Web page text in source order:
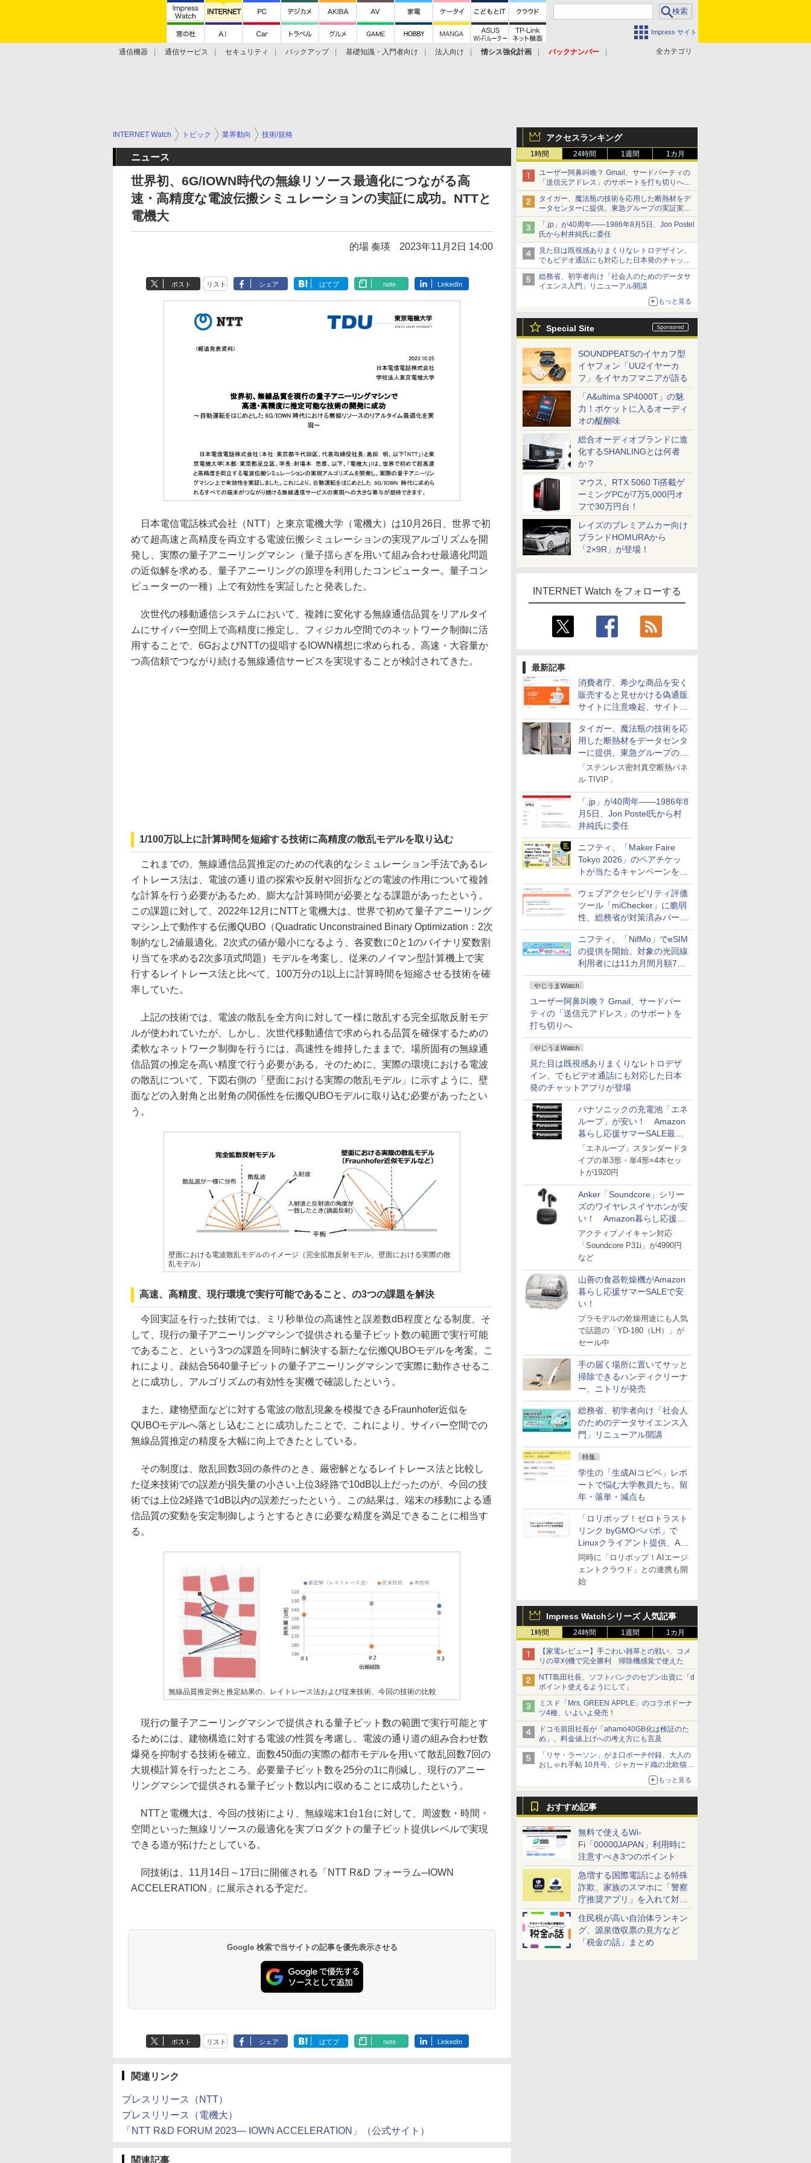
Impress サイト
全カテゴリ
通信機器 通信サービス セキュリティ バックアップ 基礎知識・入門者向け 法人向け 情シス強化計画
バックナンバー
アクセスランキング
1時間 24時間 1週間 1カ月
ユーザー阿鼻叫喚？ Gmail、サードパーティの
「送信元アドレス」のサポートを打ち切りへ
【やじうまWatch】
タイガー、魔法瓶の技術を応用した断熱材をデ
ータセンターに提供、東急グループの実証実験
で 「ステンレス密封真空断熱パネル TIVIP」
「.jp」が40周年――1986年8月5日、Jon Postel
氏から村井純氏に委任
見た目は既視感ありまくりなレトロデザイン、
でもビデオ通話にも対応した日本発のチャット
アプリが登場【やじうまWatch】
総務省、初学者向け「社会人のためのデータサ
イエンス入門」リニューアル開講
もっと見る
Special Site
SOUNDPEATSのイヤカフ型
イヤフォン「UU2イヤーカ
フ」をイヤカフマニアが語る
「A&ultima SP4000T」の魅
力！ポケットに入るオーディ
オの醍醐味
総合オーディオブランドに進
化するSHANLINGとは何者
か？
マウス、RTX 5060 Ti搭載ゲ
ーミングPCが7万5,000円オ
フで30万円台！
レイズのプレミアムカー向け
ブランドHOMURAから
「2×9R」が登場！
INTERNET Watch をフォローする
最新記事
消費者庁、希少な商品を安く
販売すると見せかける偽通販
サイトに注意喚起、サイト名
とドメイン名を公表
タイガー、魔法瓶の技術を応
用した断熱材をデータセンタ
ーに提供、東急グループの実
証実験で
「ステンレス密封真空断熱パネ
ル TIVIP」
「.jp」が40周年――1986年8
月5日、Jon Postel氏から村
井純氏に委任
ニフティ、「Maker Faire
Tokyo 2026」のペアチケッ
トが当たるキャンペーンをX
で実施。8月16日まで
ウェブアクセシビリティ評価
ツール「miChecker」に脆弱
性、総務省が対策済みバージ
ョンへの更新を呼び掛け
ニフティ、「NifMo」でeSIM
の提供を開始。対象の光回線
利用者には11カ月間月額770
円割引のキャンペーン
やじうまWatch
ユーザー阿鼻叫喚？ Gmail、サードパー
ティの「送信元アドレス」のサポートを
打ち切りへ
やじうまWatch
見た目は既視感ありまくりなレトロデザ
イン、でもビデオ通話にも対応した日本
発のチャットアプリが登場
パナソニックの充電池「エネ
ループ」が安い！ Amazon
暮らし応援サマーSALE最終
日
「エネループ」スタンダードタ
イプの単3形・単4形×4本セッ
トが1920円
Anker「Soundcore」シリー
ズのワイヤレスイヤホンが安
い！ Amazon暮らし応援サ
マーSALE
アクティブノイキャン対応
「Soundcore P31i」が4990円
など
山善の食器乾燥機がAmazon
暮らし応援サマーSALEで安
い！
プラモデルの乾燥用途にも人気
で話題の「YD-180（LH）」が
セール中
手の届く場所に置いてサッと
掃除できるハンディクリーナ
ー、ニトリが発売
総務省、初学者向け「社会人
のためのデータサイエンス入
門」リニューアル開講
特集
学生の「生成AIコピペ」レポ
ートで悩む大学教員たち。留
年・落単・減点も
「ロリポップ！ゼロトラスト
リンク byGMOペパボ」で
Linuxクライアント提供、AI
エージェントの接続が容易に
同時に「ロリポップ！AIエージ
ェントクラウド」との連携も開
始
Impress Watchシリーズ 人気記事
1時間 24時間 1週間 1カ月
【家電レビュー】手ごわい雑草との戦い、コメ
リの草刈機で完全勝利 掃除機感覚で使えた
NTT島田社長、ソフトバンクのセブン出資に「d
ポイント使えるようにして」
ミスド「Mrs. GREEN APPLE」のコラボドーナ
ツ4種、いよいよ発売！
ドコモ前田社長が「ahamo40GB化は検証のた
め」、料金値上げへの考え方にも言及
「リサ・ラーソン」がま口ポーチ付録、大人の
おしゃれ手帖 10月号。ジャカード織の北欧猫デ
もっと見る
おすすめ記事
無料で使えるWi-
Fi「00000JAPAN」利用時に
注意すべき3つのポイント
急増する国際電話による特殊
詐欺、家族のスマホに「警察
庁推奨アプリ」を入れて対策
しよう！
住民税が高い自治体ランキン
グ、源泉徴収票の見方など
「税金の話」まとめ
INTERNET Watch トピック 業界動向 技術/規格
ニュース
世界初、6G/IOWN時代の無線リソース最適化につながる高
速・高精度な電波伝搬シミュレーションの実証に成功。NTTと
電機大
的場 奏瑛 2023年11月2日 14:00
ポスト リスト シェア はてブ note LinkedIn
日本電信電話株式会社（NTT）と東京電機大学（電機大）は10月26日、世界で初
めて超高速と高精度を両立する電波伝搬シミュレーションの実現アルゴリズムを開
発し、実際の量子アニーリングマシン（量子揺らぎを用いて組み合わせ最適化問題
の近似解を求める、量子アニーリングの原理を利用したコンピューター。量子コン
ピューターの一種）上で有効性を実証したと発表した。
次世代の移動通信システムにおいて、複雑に変化する無線通信品質をリアルタイ
ムにサイバー空間上で高精度に推定し、フィジカル空間でのネットワーク制御に活
用することで、6GおよびNTTの提唱するIOWN構想に求められる、高速・大容量か
つ高信頼でつながり続ける無線通信サービスを実現することが検討されてきた。
1/100万以上に計算時間を短縮する技術に高精度の散乱モデルを取り込む
これまでの、無線通信品質推定のための代表的なシミュレーション手法であるレ
イトレース法は、電波の通り道の探索や反射や回折などの電波の作用について複雑
な計算を行う必要があるため、膨大な計算時間が必要となる課題があったという。
この課題に対して、2022年12月にNTTと電機大は、世界で初めて量子アニーリング
マシン上で動作する伝搬QUBO（Quadratic Unconstrained Binary Optimization：2次
制約なし2値最適化。2次式の値が最小になるよう、各変数に0と1のバイナリ変数割
り当てを求める2次多項式問題）モデルを考案し、従来のノイマン型計算機上で実
行するレイトレース法と比べて、100万分の1以上に計算時間を短縮させる技術を確
率していた。
上記の技術では、電波の散乱を全方向に対して一様に散乱する完全拡散反射モデ
ルが使われていたが、しかし、次世代移動通信で求められる品質を確保するための
柔軟なネットワーク制御を行うには、高速性を維持したままで、場所固有の無線通
信品質の推定を高い精度で行う必要がある。そのために、実際の環境における電波
の散乱について、下図右側の「壁面における実際の散乱モデル」に示すように、壁
面などの入射角と出射角の関係性を伝搬QUBOモデルに取り込む必要があったとい
う。
壁面における電波散乱モデルのイメージ（完全拡散反射モデル、壁面における実際の散
乱モデル）
高速、高精度、現行環境で実行可能であること、の3つの課題を解決
今回実証を行った技術では、ミリ秒単位の高速性と誤差数dB程度となる制度、そ
して、現行の量子アニーリングマシンで提供される量子ビット数の範囲で実行可能
であること、という3つの課題を同時に解決する新たな伝搬QUBOモデルを考案。こ
れにより、疎結合5640量子ビットの量子アニーリングマシンで実際に動作させるこ
とに成功し、アルゴリズムの有効性を実機で確認したという。
また、建物壁面などに対する電波の散乱現象を模擬できるFraunhofer近似を
QUBOモデルへ落とし込むことに成功したことで、これにより、サイバー空間での
無線品質推定の精度を大幅に向上できたとしている。
その制度は、散乱回数3回の条件のとき、厳密解となるレイトレース法と比較し
た従来技術での誤差が損失量の小さい上位3経路で10dB以上だったのが、今回の技
術では上位2経路で1dB以内の誤差だったという。この結果は、端末の移動による通
信品質の変動を安定制御しようとするときに必要な精度を満足できることに相当す
る。
無線品質推定例と推定結果の、レイトレース法および従来技術、今回の技術の比較
現行の量子アニーリングマシンで提供される量子ビット数の範囲で実行可能とす
るためには、建物構造に対する電波の性質を考慮し、電波の通り道の組み合わせ数
爆発を抑制する技術を確立。面数450面の実際の都市モデルを用いて散乱回数7回の
大規模計算を行ったところ、必要量子ビット数を25分の1に削減し、現行のアニー
リングマシンで提供される量子ビット数以内に収めることに成功したという。
NTTと電機大は、今回の技術により、無線端末1台1台に対して、周波数・時間・
空間といった無線リソースの最適化を実プロダクトの量子ビット提供レベルで実現
できる道が拓けたとしている。
同技術は、11月14日～17日に開催される「NTT R&D フォーラム─IOWN
ACCELERATION」に展示される予定だ。
Google 検索で当サイトの記事を優先表示させる
ポスト リスト シェア はてブ note LinkedIn
関連リンク
プレスリリース（NTT）
プレスリリース（電機大）
「NTT R&D FORUM 2023― IOWN ACCELERATION」（公式サイト）
関連記事